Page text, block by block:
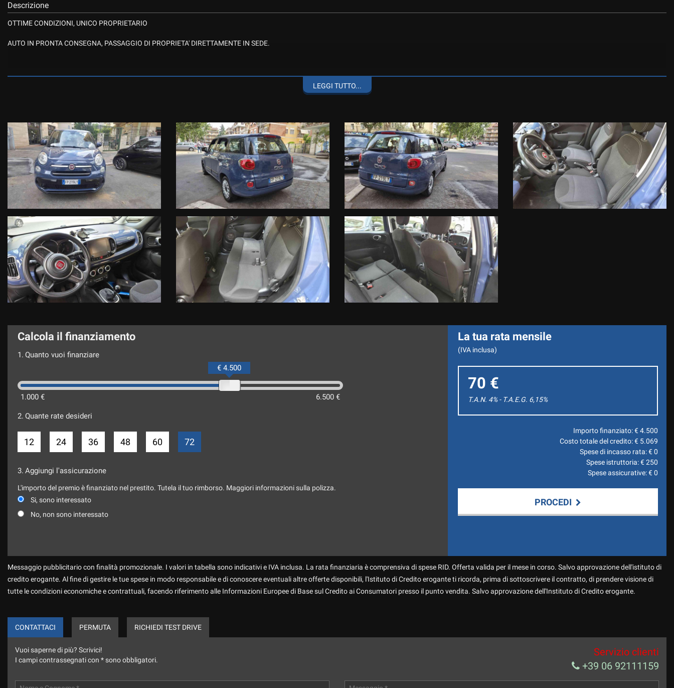
Descrizione
OTTIME CONDIZIONI, UNICO PROPRIETARIO
AUTO IN PRONTA CONSEGNA, PASSAGGIO DI PROPRIETA' DIRETTAMENTE IN SEDE.
-SUPERVALUTAZIONE DEL VOSTRO USATO, EXTRA VALUTAZIONE PER AUTO RECENTI E/O A BASSO CHILOMETRAGGIO
CI TROVIAMO IN ZONA CENTOCELLE/PRENESTINA, RAGGIUNGIBILI
-IN AUTO TRAMITE USCITA P. TOGLIATTI DELLA A24
-IN METRO FERMATA "GARDENIE" METRO C
-IN TRAM N.5 FERMATA "BRESADOLA"
ORARI DI APERTURA
Lun.-Ven. 9.30/13.00-15.30/19.30
Sabato 10.00/13.30
NOTA BENE : LA DOTAZIONE TECNICA E GLI ACCESSORI INDICATI NEL PRESENTE ANNUNCIO POTREBBERO NON COINCIDERE CON L'EFFETTIVO EQUIPAGGIAMENTO DEL VEICOLO A CAUSA DELLA NON
UNIFORMITA DEI DATI PUBBLICATI DAI DIVERSI PORTALI .
CI SCUSIAMO PER L'INCONVENIENTE E VI INVITIAMO A VERIFICARE LE CARATTERISTICHE DELLO SPECIFICO VEICOLO .
DECLINIAMO OGNI RESPONSABILITA PER EVENTUALI INCONGRUENZE , CHE NON RAPPRESENTANO IN ALCUN MODO UN IMPEGNO CONTRATTUALE
LEGGI TUTTO...
Calcola il finanziamento
1. Quanto vuoi finanziare
1.000 € 6.500 €
€ 4.500
2. Quante rate desideri
12 24 36 48 60 72
3. Aggiungi l'assicurazione
L'importo del premio è finanziato nel prestito. Tutela il tuo rimborso. Maggiori informazioni sulla polizza.
Si, sono interessato
No, non sono interessato
La tua rata mensile
(IVA inclusa)
70 €
T.A.N. 4% - T.A.E.G. 6,15%
Importo finanziato: €4.500
Costo totale del credito: € 5.069
Spese di incasso rata: €0
Spese istruttoria: €250
Spese assicurative: €0
PROCEDI
Messaggio pubblicitario con finalità promozionale. I valori in tabella sono indicativi e IVA inclusa. La rata finanziaria è comprensiva di spese RID. Offerta valida per il mese in corso. Salvo approvazione dell'istituto di
credito erogante. Al fine di gestire le tue spese in modo responsabile e di conoscere eventuali altre offerte disponibili, l'Istituto di Credito erogante ti ricorda, prima di sottoscrivere il contratto, di prendere visione di
tutte le condizioni economiche e contrattuali, facendo riferimento alle Informazioni Europee di Base sul Credito ai Consumatori presso il punto vendita. Salvo approvazione dell'Instituto di Credito erogante.
CONTATTACI PERMUTA RICHIEDI TEST DRIVE
Vuoi saperne di più? Scrivici!
I campi contrassegnati con * sono obbligatori.
Servizio clienti
+39 06 92111159